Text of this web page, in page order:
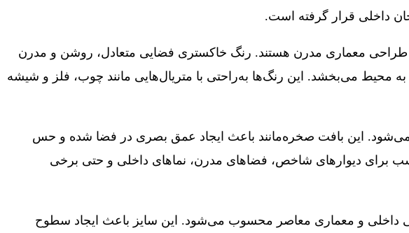
داخلی قرار گرفته است.
طراحی معماری مدرن هستند. رنگ خاکستری فضایی متعادل، روشن و مدرن
محیط می‌بخشد. این رنگ‌ها به‌راحتی با متریال‌هایی مانند چوب، فلز و شیشه
این بافت صخره‌مانند باعث ایجاد عمق بصری در فضا شده و حس
برای دیوارهای شاخص، فضاهای مدرن، نماهای داخلی و حتی برخی
و پرکاربرد در طراحی داخلی و معماری معاصر محسوب می‌شود. این سایز باعث ایجاد سطوح